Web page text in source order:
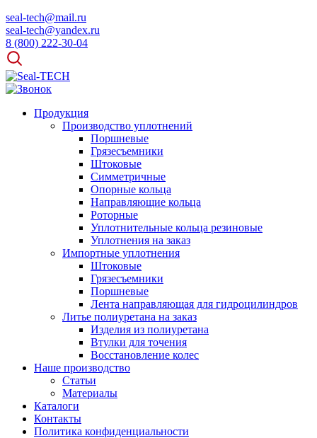
seal-tech@mail.ru
seal-tech@yandex.ru
8 (800) 222-30-04
Продукция
Производство уплотнений
Поршневые
Грязесъемники
Штоковые
Симметричные
Опорные кольца
Направляющие кольца
Роторные
Уплотнительные кольца резиновые
Уплотнения на заказ
Импортные уплотнения
Штоковые
Грязесъемники
Поршневые
Лента направляющая для гидроцилиндров
Литье полиуретана на заказ
Изделия из полиуретана
Втулки для точения
Восстановление колес
Наше производство
Статьи
Материалы
Каталоги
Контакты
Политика конфиденциальности